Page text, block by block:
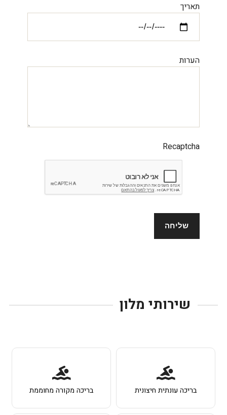
תאריך
הערות
Recaptcha
שירותי מלון
בריכה עונתית חיצונית בריכה מקורה מחוממת